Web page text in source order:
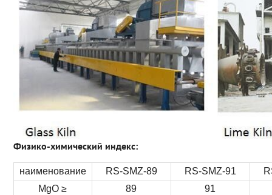
Физико-химический индекс:
наименование RS-SMZ-89 RS-SMZ-91
MgO ≥
89
91